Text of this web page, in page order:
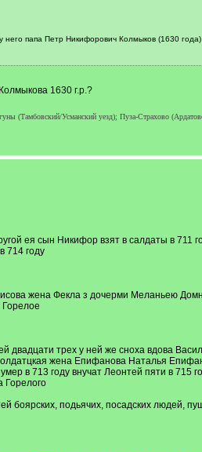
папа Петр Никифорович Колмыков (1630 года)
1630 г.р.?
(Тамбовский/Усманский уезд); Пуза-Страхово
ея сын Никифор взят в салдаты в 711
714 году
жена Фекла з дочерми Меланьею
Горелое
трех у ней же сноха вдова
жена Епифанова Наталья
в 713 году внучат Леонтей пяти в 715
Горелого
подьячих, посадских людей,